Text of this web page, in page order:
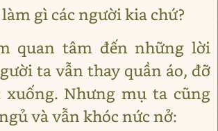
gì các người kia chứ?
quan tâm đến những lời
ta vẫn thay quần áo, đỡ
Nhưng mụ ta cũng
và vẫn khóc nức nở: